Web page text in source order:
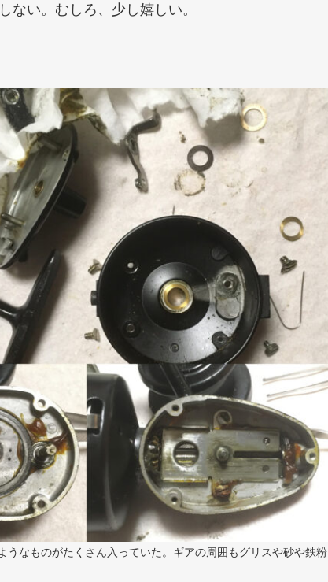
ない。むしろ、少し嬉しい。
うなものがたくさん入っていた。ギアの周囲もグリスや砂や鉄粉